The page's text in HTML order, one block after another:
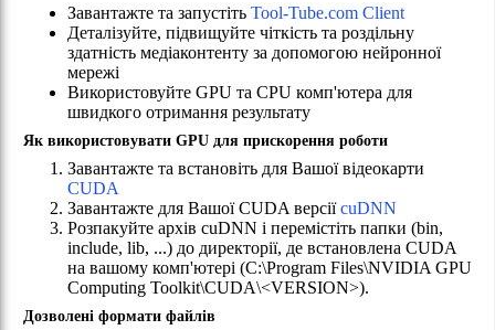
Завантажте та запустіть Tool-Tube.com Client
Деталізуйте, підвищуйте чіткість та роздільну
здатність медіаконтенту за допомогою нейронної
мережі
Використовуйте GPU та CPU комп'ютера для
швидкого отримання результату
Як використовувати GPU для прискорення роботи
Завантажте та встановіть для Вашої відеокарти
CUDA
Завантажте для Вашої CUDA версії cuDNN
Розпакуйте архів cuDNN і перемістіть папки (bin,
include, lib, ...) до директорії, де встановлена ​​CUDA
на вашому комп'ютері (C:\Program Files\NVIDIA GPU
Computing Toolkit\CUDA\<VERSION>).
Дозволені формати файлів